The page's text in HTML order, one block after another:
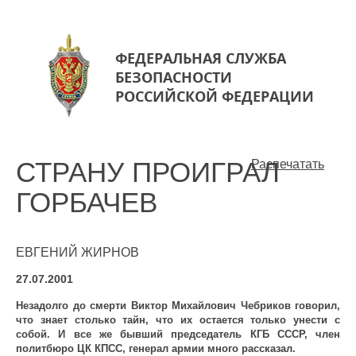
ФЕДЕРАЛЬНАЯ СЛУЖБА
БЕЗОПАСНОСТИ
РОССИЙСКОЙ ФЕДЕРАЦИИ
Распечатать
СТРАНУ ПРОИГРАЛ
ГОРБАЧЕВ
ЕВГЕНИЙ ЖИРНОВ
27.07.2001
Незадолго до смерти Виктор Михайлович Чебриков говорил,
что знает столько тайн, что их остается только унести с
собой. И все же бывший председатель КГБ СССР, член
политбюро ЦК КПСС, генерал армии много рассказал.